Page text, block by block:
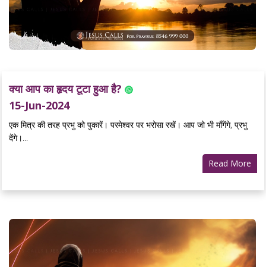
क्या आप का हृदय टूटा हुआ है?
15-Jun-2024
एक मित्र की तरह प्रभु को पुकारें। परमेश्वर पर भरोसा रखें। आप जो भी माँगेंगे, प्रभु
देंगे।...
Read More